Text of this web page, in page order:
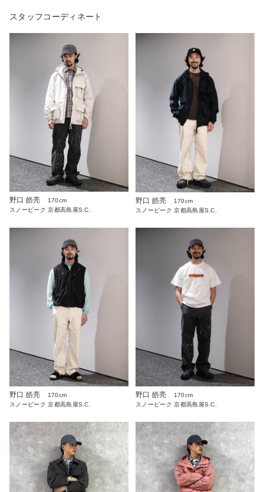
スタッフコーディネート
野口 皓亮
170cm
スノーピーク 京都高島屋S.C.
野口 皓亮
170cm
スノーピーク 京都高島屋S.C.
野口 皓亮
170cm
スノーピーク 京都高島屋S.C.
野口 皓亮
170cm
スノーピーク 京都高島屋S.C.